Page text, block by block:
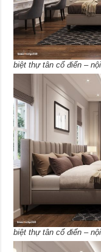
biệt thự tân cổ điển –
biệt thự tân cổ điển –